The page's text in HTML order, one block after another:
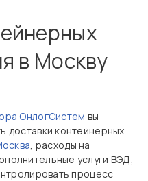
в Москву
ОнлогСистем вы
доставки контейнерных
, расходы на
услуги ВЭД,
процесс